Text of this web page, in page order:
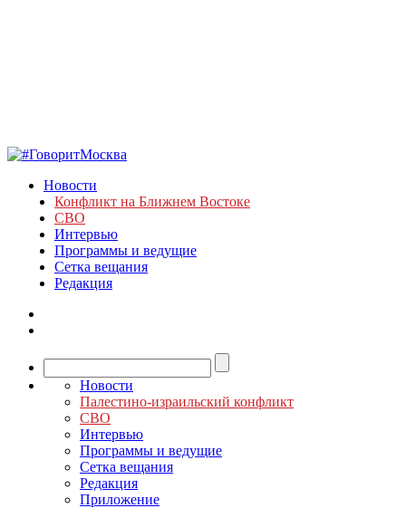
Новости
Конфликт на Ближнем Востоке
СВО
Интервью
Программы и ведущие
Сетка вещания
Редакция
Новости
Палестино-израильский конфликт
СВО
Интервью
Программы и ведущие
Сетка вещания
Редакция
Приложение